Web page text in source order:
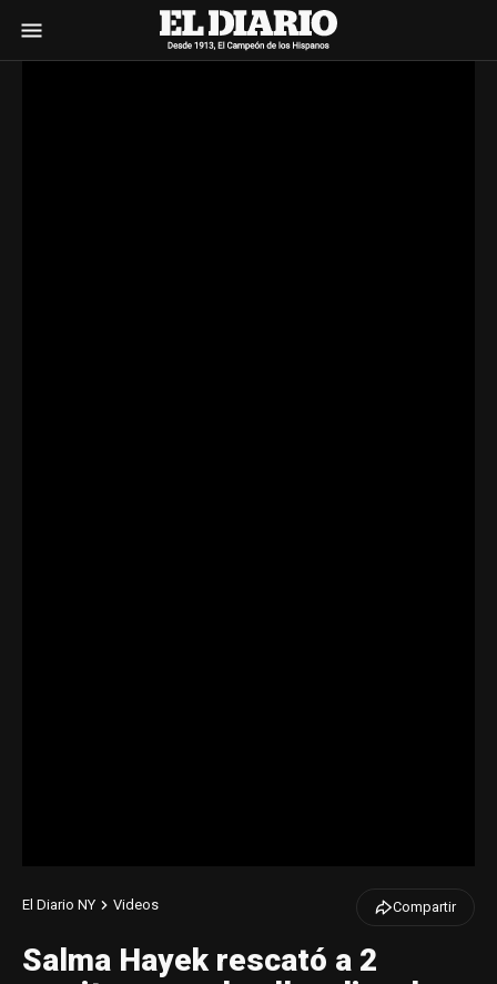
El Diario NY Videos Compartir
Salma Hayek rescató a 2